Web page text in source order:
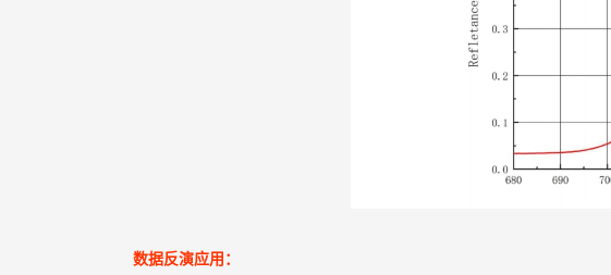
数据反演应用：